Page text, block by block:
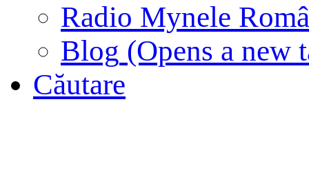
Radio Mynele
Blog (Opens a new
Căutare